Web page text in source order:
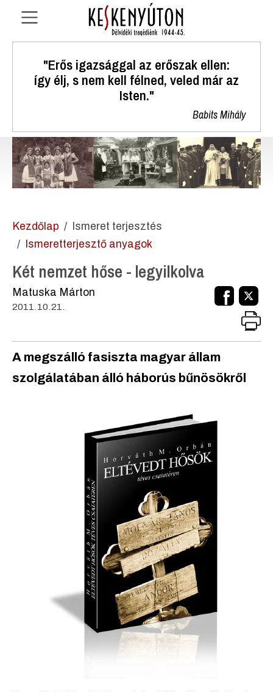
"Erős igazsággal az erőszak ellen:
így élj, s nem kell félned, veled már az
Isten."
Babits Mihály
Kezdőlap
Ismeret terjesztés
Ismeretterjesztő anyagok
Két nemzet hőse - legyilkolva
Matuska Márton
2011.10.21.
A megszálló fasiszta magyar állam
szolgálatában álló háborús bűnösökről